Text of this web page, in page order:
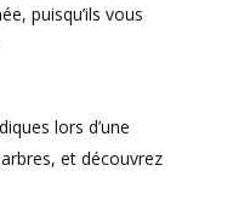
puisqu’ils vous
lors d’une
et découvrez